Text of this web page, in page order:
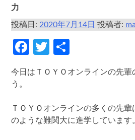
力
投稿日:2020年7月14日 投稿者:
Facebook
Twitter
今日はＴＯＹＯオンラインの先輩
う。
ＴＯＹＯオンラインの多くの先
のような難関大に進学しています